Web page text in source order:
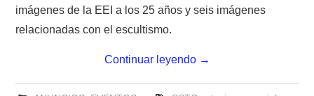
imágenes de la EEI a los 25 años y seis imágenes
relacionadas con el escultismo.
Continuar leyendo →